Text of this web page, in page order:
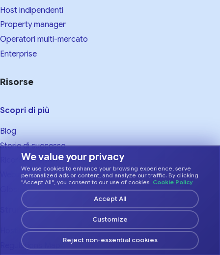
We value your privacy
We use cookies to enhance your browsing experience, serve
personalized ads or content, and analyze our traffic. By clicking
"Accept All", you consent to our use of cookies. Cookie Policy
Customize
Reject non-essential cookies
Accept All
Host indipendenti
Property manager
Operatori multi-mercato
Enterprise
Risorse
Scopri di più
Blog
Storie di successo
Ricerca e report
Webinar
Glossary
Strumenti
Hosting Climate Index
Regulations Map